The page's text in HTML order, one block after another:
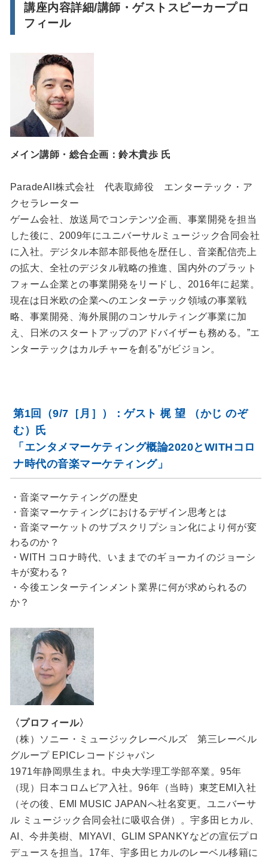
講座内容詳細/講師・ゲストスピーカープロ
フィール
メイン講師・総合企画：鈴木貴歩 氏
ParadeAll株式会社 代表取締役 エンターテック・ア
クセラレーター
ゲーム会社、放送局でコンテンツ企画、事業開発を担当
した後に、2009年にユニバーサルミュージック合同会社
に入社。デジタル本部本部長他を歴任し、音楽配信売上
の拡大、全社のデジタル戦略の推進、国内外のプラット
フォーム企業との事業開発をリードし、2016年に起業。
現在は日米欧の企業へのエンターテック領域の事業戦
略、事業開発、海外展開のコンサルティング事業に加
え、日米のスタートアップのアドバイザーも務める。”エ
ンターテックはカルチャーを創る”がビジョン。
第1回（9/7［月］）：ゲスト 梶 望 （かじ のぞ
む）氏
「エンタメマーケティング概論2020とWITHコロ
ナ時代の音楽マーケティング」
・音楽マーケティングの歴史
・音楽マーケティングにおけるデザイン思考とは
・音楽マーケットのサブスクリプション化により何が変
わるのか？
・WITH コロナ時代、いままでのギョーカイのジョーシ
キが変わる？
・今後エンターテインメント業界に何が求められるの
か？
〈プロフィール〉
（株）ソニー・ミュージックレーベルズ 第三レーベル
グループ EPICレコードジャパン
1971年静岡県生まれ。中央大学理工学部卒業。95年
（現）日本コロムビア入社。96年（当時）東芝EMI入社
（その後、EMI MUSIC JAPANへ社名変更。ユニバーサ
ル ミュージック合同会社に吸収合併）。宇多田ヒカル、
AI、今井美樹、MIYAVI、GLIM SPANKYなどの宣伝プロ
デュースを担当。17年、宇多田ヒカルのレーベル移籍に